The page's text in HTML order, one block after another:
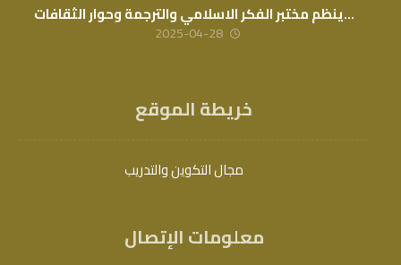
…ينظم مختبر الفكر الاسلامي والترجمة وحوار الثقافات
2025-04-28
خريطة الموقع
مجال التكوين والتدريب
معلومات الإتصال